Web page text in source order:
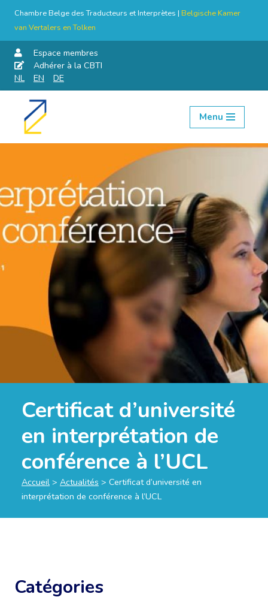
Chambre Belge des Traducteurs et Interprètes | Belgische Kamer
van Vertalers en Tolken
Espace membres
Adhérer à la CBTI
NL
EN DE
Aller
Menu
Certificat d’université
en interprétation de
conférence à l’UCL
Accueil > Actualités > Certificat d’université en
interprétation de conférence à l’UCL
Catégories